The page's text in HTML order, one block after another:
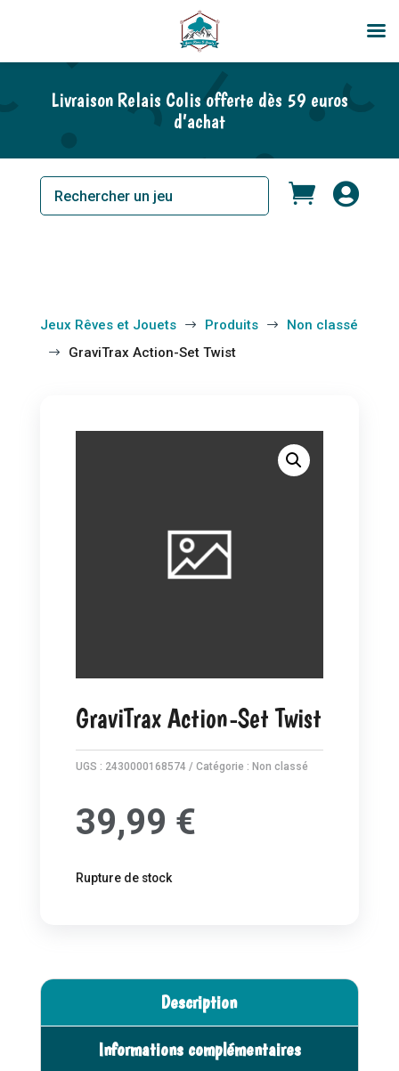
Livraison Relais Colis offerte dès 59 euros
d’achat
 
Jeux Rêves et Jouets $ Produits $ Non classé
$ GraviTrax Action-Set Twist
GraviTrax Action-Set Twist
UGS : 2430000168574 Catégorie : Non classé
39,99 €
Rupture de stock
Description
Informations complémentaires